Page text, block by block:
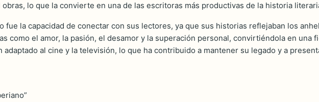
obras, lo que la convierte en una de las escritoras más productivas de la historia
fue la capacidad de conectar con sus lectores, ya que sus historias reflejaban los
como el amor, la pasión, el desamor y la superación personal, convirtiéndola en una
adaptado al cine y la televisión, lo que ha contribuido a mantener su legado y a